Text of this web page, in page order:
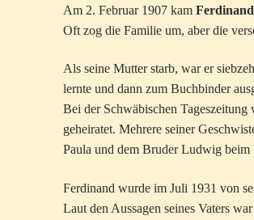
Am 2. Februar 1907 kam
Oft zog die Familie um, aber die
Als seine Mutter starb, war er
lernte und dann zum Buchbinder
Bei der Schwäbischen
geheiratet. Mehrere seiner
Paula und dem Bruder Ludwig beim
Ferdinand wurde im Juli 1931 von
Laut den Aussagen seines Vaters